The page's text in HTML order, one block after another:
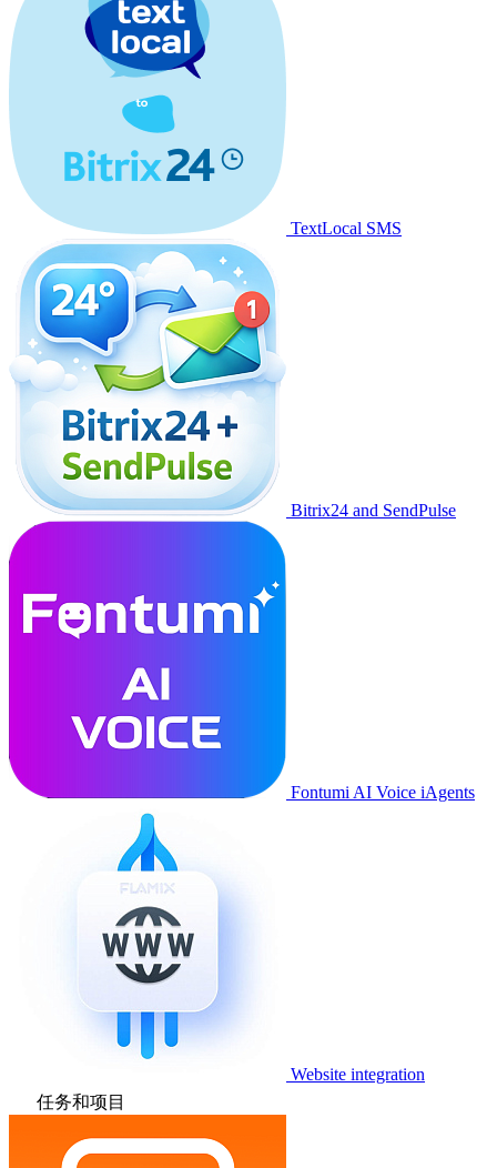
TextLocal SMS
Bitrix24 and SendPulse
Fontumi AI Voice iAgents
Website integration
任务和项目